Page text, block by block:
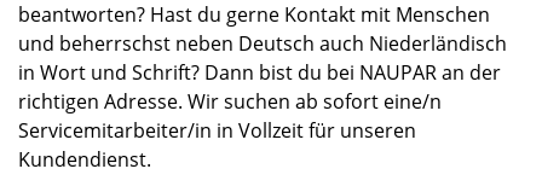
beantworten? Hast du gerne Kontakt mit Menschen
und beherrschst neben Deutsch auch Niederländisch
in Wort und Schrift? Dann bist du bei NAUPAR an der
richtigen Adresse. Wir suchen ab sofort eine/n
Servicemitarbeiter/in in Vollzeit für unseren
Kundendienst.